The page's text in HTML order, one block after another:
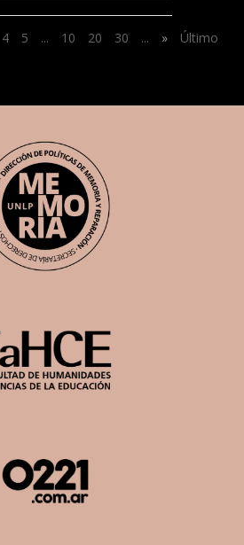
4 5 ... 10 20 30 ... » Último